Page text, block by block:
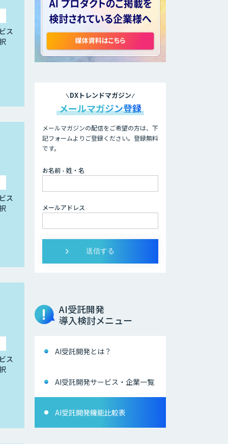
ス
ス
ス
DXトレンドマガジン
メールマガジン登録
メールマガジンの配信をご希望の方は、下
記フォームよりご登録ください。登録無料
です。
お名前 - 姓・名
メールアドレス
AI受託開発
導入検討メニュー
AI受託開発とは？
AI受託開発サービス・企業一覧
AI受託開発機能比較表